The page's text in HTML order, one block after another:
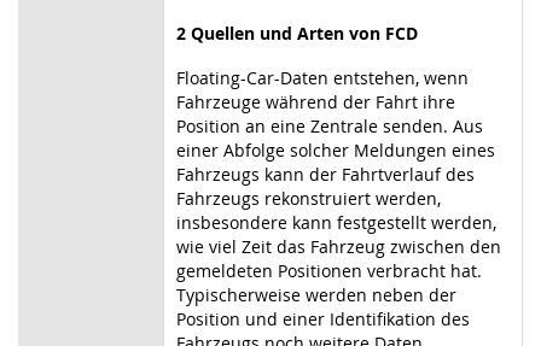
2 Quellen und Arten von FCD
Floating-Car-Daten entstehen, wenn
Fahrzeuge während der Fahrt ihre
Position an eine Zentrale senden. Aus
einer Abfolge solcher Meldungen eines
Fahrzeugs kann der Fahrtverlauf des
Fahrzeugs rekonstruiert werden,
insbesondere kann festgestellt werden,
wie viel Zeit das Fahrzeug zwischen den
gemeldeten Positionen verbracht hat.
Typischerweise werden neben der
Position und einer Identifikation des